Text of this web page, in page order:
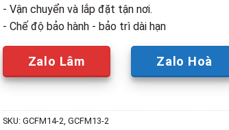
- Vận chuyển và lắp đặt tận nơi.
- Chế độ bảo hành - bảo trì dài hạn
Zalo Lâm Zalo Hoà
SKU: GCFM14-2, GCFM13-2